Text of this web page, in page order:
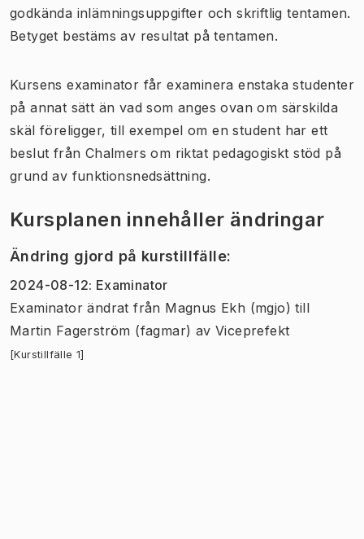
godkända inlämningsuppgifter och skriftlig tentamen.
Betyget bestäms av resultat på tentamen.
Kursens examinator får examinera enstaka studenter
på annat sätt än vad som anges ovan om särskilda
skäl föreligger, till exempel om en student har ett
beslut från Chalmers om riktat pedagogiskt stöd på
grund av funktionsnedsättning.
Kursplanen innehåller ändringar
Ändring gjord på kurstillfälle:
2024-08-12: Examinator
Examinator ändrat från Magnus Ekh (mgjo) till
Martin Fagerström (fagmar) av Viceprefekt
[Kurstillfälle 1]